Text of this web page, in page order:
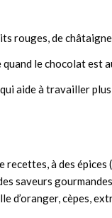
rouges, de
le chocolat est
aide à travailler
à des épices
saveurs
d’oranger, cèpes,